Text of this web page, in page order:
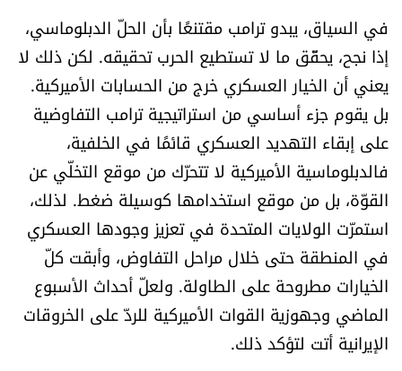
في السياق، يبدو ترامب مقتنعًا بأن الحلّ الدبلوماسي،
إذا نجح، يحقّق ما لا تستطيع الحرب تحقيقه. لكن ذلك لا
يعني أن الخيار العسكري خرج من الحسابات الأميركية.
بل يقوم جزء أساسي من استراتيجية ترامب التفاوضية
على إبقاء التهديد العسكري قائمًا في الخلفية،
فالدبلوماسية الأميركية لا تتحرّك من موقع التخلّي عن
القوّة، بل من موقع استخدامها كوسيلة ضغط. لذلك،
استمرّت الولايات المتحدة في تعزيز وجودها العسكري
في المنطقة حتى خلال مراحل التفاوض، وأبقت كلّ
الخيارات مطروحة على الطاولة. ولعلّ أحداث الأسبوع
الماضي وجهوزية القوات الأميركية للردّ على الخروقات
الإيرانية أتت لتؤكد ذلك.